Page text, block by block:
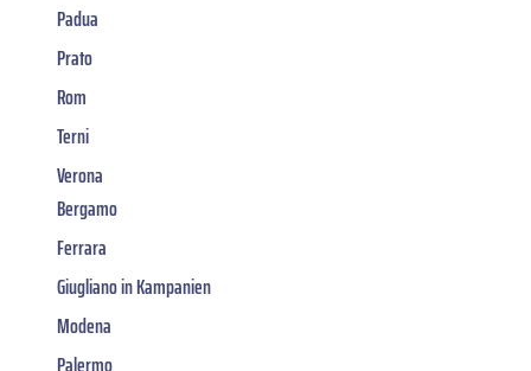
Padua
Prato
Rom
Terni
Verona
Bergamo
Ferrara
Giugliano in Kampanien
Modena